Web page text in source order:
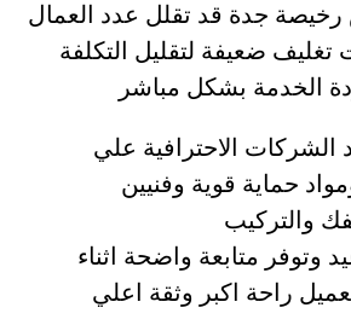
جدة قد تقلل عدد العمال
تغليف ضعيفة لتقليل التكلفة
الخدمة بشكل مباشر
الشركات الاحترافية علي
حماية قوية وفنيين
والتركيب
وتوفر متابعة واضحة اثناء
راحة اكبر وثقة اعلي